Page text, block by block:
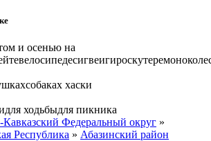
и осенью на
велосипедесигвеигироскутере
собаках хаски
для ходьбыдля пикника
Кавказский Федеральный округ »
Республика » Абазинский район